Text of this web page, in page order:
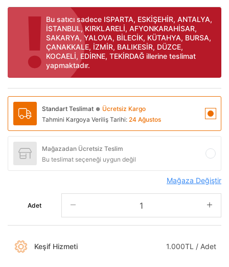
Bu satıcı sadece ISPARTA, ESKİŞEHİR, ANTALYA,
İSTANBUL, KIRKLARELİ, AFYONKARAHİSAR,
SAKARYA, YALOVA, BİLECİK, KÜTAHYA, BURSA,
ÇANAKKALE, İZMİR, BALIKESİR, DÜZCE,
KOCAELİ, EDİRNE, TEKİRDAĞ illerine teslimat
yapmaktadır.
Standart Teslimat ● Ücretsiz Kargo
Tahmini Kargoya Veriliş Tarihi: 24 Ağustos
Mağazadan Ücretsiz Teslim
Bu teslimat seçeneği uygun değil
Mağaza Değiştir
Adet
Keşif Hizmeti 1.000TL / Adet